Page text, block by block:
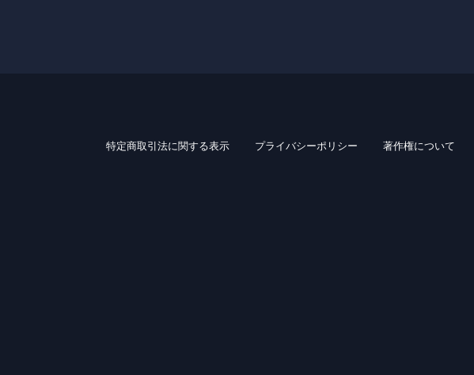
特定商取引法に関する表示 プライバシーポリシー 著作権について